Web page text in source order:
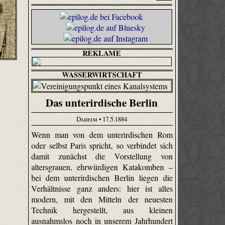
REKLAME
WASSERWIRTSCHAFT
Das unterirdische Berlin
Daheim• 17.5.1884
Wenn man von dem unterirdischen Rom
oder selbst Paris spricht, so verbindet sich
damit zunächst die Vorstellung von
altersgrauen, ehrwürdigen Katakomben –
bei dem unterirdischen Berlin liegen die
Verhältnisse ganz anders: hier ist alles
modern, mit den Mitteln der neuesten
Technik hergestellt, aus kleinen
ausnahmslos noch in unserem Jahrhundert